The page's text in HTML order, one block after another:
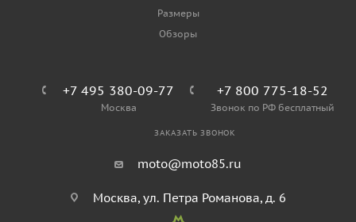
Размеры
Обзоры
+7 495 380-09-77
Москва
+7 800 775-18-52
Звонок по РФ бесплатный
ЗАКАЗАТЬ ЗВОНОК
moto@moto85.ru
Москва, ул. Петра Романова, д. 6